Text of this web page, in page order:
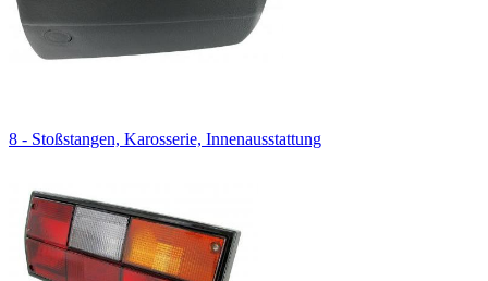
8 - Stoßstangen, Karosserie, Innenausstattung